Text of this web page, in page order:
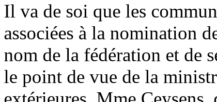
Il va de soi que les
associées à la nomination
nom de la fédération et de
le point de vue de la